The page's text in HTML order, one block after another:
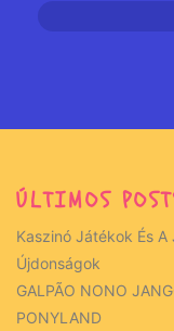
ÚLTIMOS
Kaszinó Játékok És
Újdonságok
GALPÃO NONO
PONYLAND